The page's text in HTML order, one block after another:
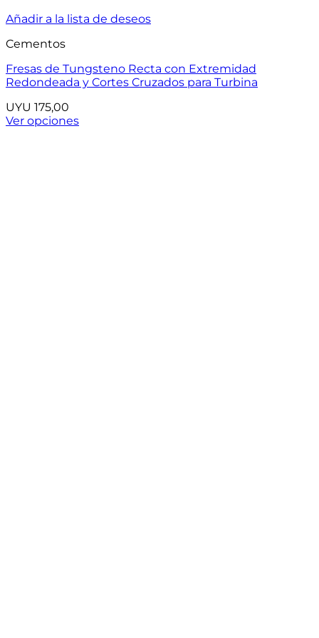
Añadir a la lista de deseos
Cementos
Fresas de Tungsteno Recta con Extremidad
Redondeada y Cortes Cruzados para Turbina
UYU 175,00
Ver opciones